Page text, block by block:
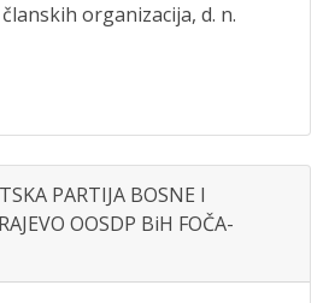
organizacija, d. n.
PARTIJA BOSNE I
OOSDP BiH FOČA-